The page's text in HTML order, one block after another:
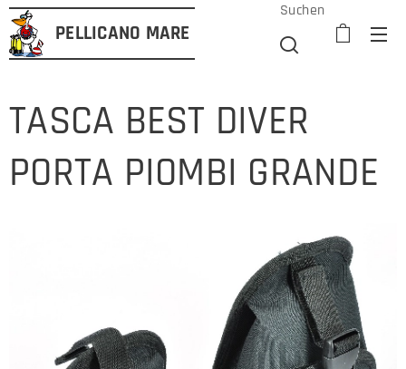
PELLICANO MARE
Suchen
TASCA BEST DIVER
PORTA PIOMBI GRANDE